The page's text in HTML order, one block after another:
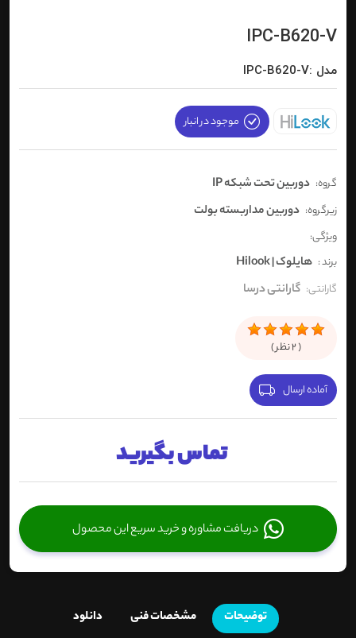
IPC-B620-V
مدل :IPC-B620-V
موجود در انبار
گروه: دوربین تحت شبکه IP
زیرگروه: دوربین مداربسته بولت
ویژگی:
برند : هایلوک | Hilook
گارانتی: گارانتی درسا
(
2نظر )
آماده ارسال
تماس بگیرید
دریافت مشاوره و خرید سریع این محصول
توضیحات مشخصات فنی دانلود